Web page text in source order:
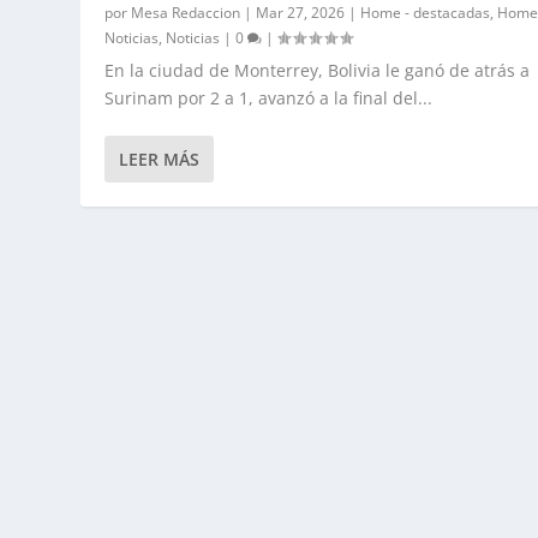
por Mesa Redaccion | Mar 27, 2026 | Home - destacadas,
Noticias, Noticias |0 |
En la ciudad de Monterrey, Bolivia le ganó de atrás a
Surinam por 2 a 1, avanzó a la final del...
LEER MÁS